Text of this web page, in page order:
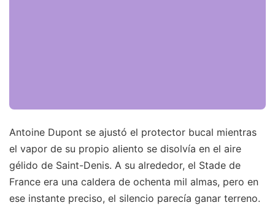
Antoine Dupont se ajustó el protector bucal mientras
el vapor de su propio aliento se disolvía en el aire
gélido de Saint-Denis. A su alrededor, el Stade de
France era una caldera de ochenta mil almas, pero en
ese instante preciso, el silencio parecía ganar terreno.